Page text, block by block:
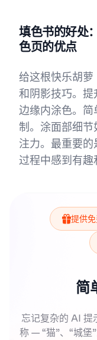
填色书的好处
色页的优点
给这根快乐胡
和阴影技巧。
边缘内涂色。
制。涂面部细
注力。最重要
过程中感到有趣
提供
简
忘记复杂的 AI 提
称 — “猫”、“城堡